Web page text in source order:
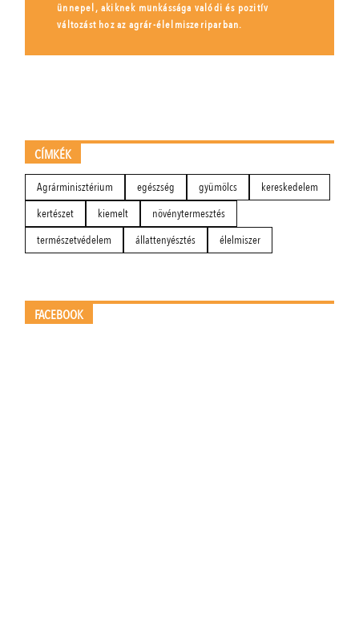
ünnepel, akiknek munkássága valódi és pozitív
változást hoz az agrár-élelmiszeriparban.
CÍMKÉK
Agrárminisztérium egészség gyümölcs
kereskedelem
kertészet
kiemelt
növénytermesztés
természetvédelem
állattenyésztés élelmiszer
FACEBOOK